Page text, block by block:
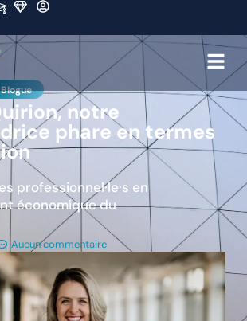
Blogue
notre
phare en termes
professionnel·le·s en
économique du
Aucun commentaire